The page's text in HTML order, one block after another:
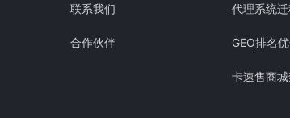
联系我们
合作伙伴
代理系统
GEO排名
卡速售商